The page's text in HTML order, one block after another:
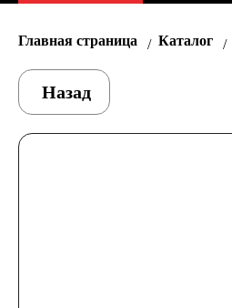
АКБ
Главная страница Каталог
Назад